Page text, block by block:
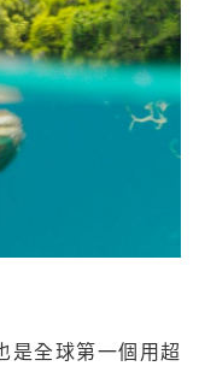
是全球第一個用超